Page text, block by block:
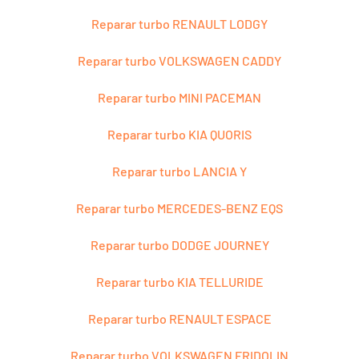
Reparar turbo RENAULT LODGY
Reparar turbo VOLKSWAGEN CADDY
Reparar turbo MINI PACEMAN
Reparar turbo KIA QUORIS
Reparar turbo LANCIA Y
Reparar turbo MERCEDES-BENZ EQS
Reparar turbo DODGE JOURNEY
Reparar turbo KIA TELLURIDE
Reparar turbo RENAULT ESPACE
Reparar turbo VOLKSWAGEN FRIDOLIN